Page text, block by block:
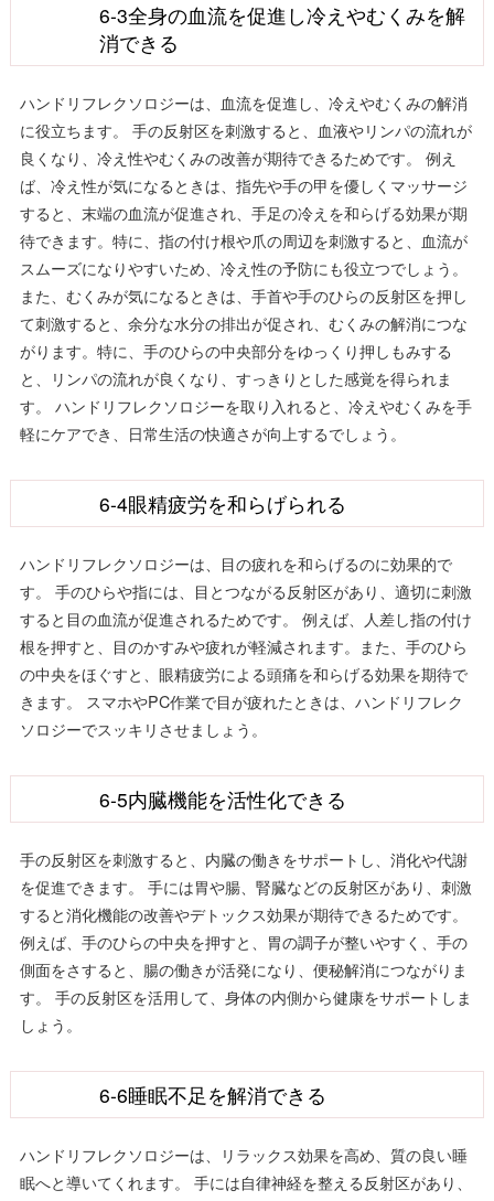
6-3全身の血流を促進し冷えやむくみを解
消できる
ハンドリフレクソロジーは、血流を促進し、冷えやむくみの解消
に役立ちます。 手の反射区を刺激すると、血液やリンパの流れが
良くなり、冷え性やむくみの改善が期待できるためです。 例え
ば、冷え性が気になるときは、指先や手の甲を優しくマッサージ
すると、末端の血流が促進され、手足の冷えを和らげる効果が期
待できます。特に、指の付け根や爪の周辺を刺激すると、血流が
スムーズになりやすいため、冷え性の予防にも役立つでしょう。
また、むくみが気になるときは、手首や手のひらの反射区を押し
て刺激すると、余分な水分の排出が促され、むくみの解消につな
がります。特に、手のひらの中央部分をゆっくり押しもみする
と、リンパの流れが良くなり、すっきりとした感覚を得られま
す。 ハンドリフレクソロジーを取り入れると、冷えやむくみを手
軽にケアでき、日常生活の快適さが向上するでしょう。
6-4眼精疲労を和らげられる
ハンドリフレクソロジーは、目の疲れを和らげるのに効果的で
す。 手のひらや指には、目とつながる反射区があり、適切に刺激
すると目の血流が促進されるためです。 例えば、人差し指の付け
根を押すと、目のかすみや疲れが軽減されます。また、手のひら
の中央をほぐすと、眼精疲労による頭痛を和らげる効果を期待で
きます。 スマホやPC作業で目が疲れたときは、ハンドリフレク
ソロジーでスッキリさせましょう。
6-5内臓機能を活性化できる
手の反射区を刺激すると、内臓の働きをサポートし、消化や代謝
を促進できます。 手には胃や腸、腎臓などの反射区があり、刺激
すると消化機能の改善やデトックス効果が期待できるためです。
例えば、手のひらの中央を押すと、胃の調子が整いやすく、手の
側面をさすると、腸の働きが活発になり、便秘解消につながりま
す。 手の反射区を活用して、身体の内側から健康をサポートしま
しょう。
6-6睡眠不足を解消できる
ハンドリフレクソロジーは、リラックス効果を高め、質の良い睡
眠へと導いてくれます。 手には自律神経を整える反射区があり、